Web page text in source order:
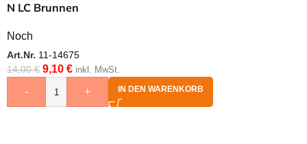
N LC Brunnen
Noch
Art.Nr. 11-14675
14,00€ 9,10 € inkl. MwSt.
- + IN DEN WARENKORB